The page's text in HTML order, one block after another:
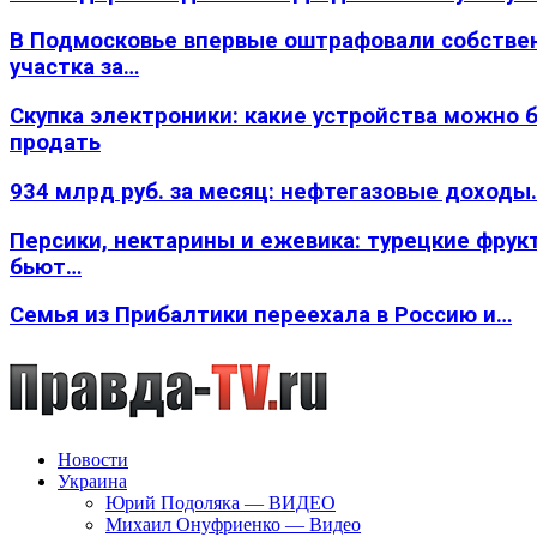
В Подмосковье впервые оштрафовали
участка за…
Скупка электроники: какие устройства можно
продать
934 млрд руб. за месяц: нефтегазовые
Персики, нектарины и ежевика: турецкие
бьют…
Семья из Прибалтики переехала в Россию и…
Новости
Украина
Юрий Подоляка — ВИДЕО
Михаил Онуфриенко — Видео